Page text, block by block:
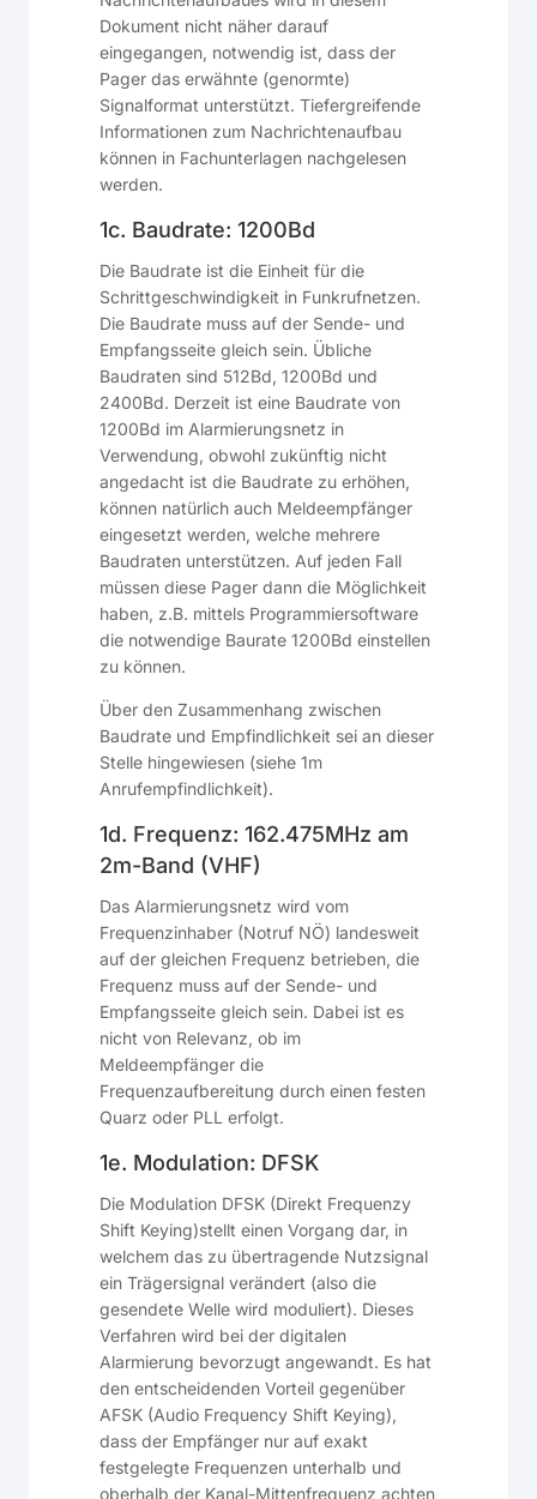
Dokument nicht näher darauf
eingegangen, notwendig ist, dass der
Pager das erwähnte (genormte)
Signalformat unterstützt. Tiefergreifende
Informationen zum Nachrichtenaufbau
können in Fachunterlagen nachgelesen
werden.
1c. Baudrate: 1200Bd
Die Baudrate ist die Einheit für die
Schrittgeschwindigkeit in Funkrufnetzen.
Die Baudrate muss auf der Sende- und
Empfangsseite gleich sein. Übliche
Baudraten sind 512Bd, 1200Bd und
2400Bd. Derzeit ist eine Baudrate von
1200Bd im Alarmierungsnetz in
Verwendung, obwohl zukünftig nicht
angedacht ist die Baudrate zu erhöhen,
können natürlich auch Meldeempfänger
eingesetzt werden, welche mehrere
Baudraten unterstützen. Auf jeden Fall
müssen diese Pager dann die Möglichkeit
haben, z.B. mittels Programmiersoftware
die notwendige Baurate 1200Bd einstellen
zu können.
Über den Zusammenhang zwischen
Baudrate und Empfindlichkeit sei an dieser
Stelle hingewiesen (siehe 1m
Anrufempfindlichkeit).
1d. Frequenz: 162.475MHz am
2m-Band (VHF)
Das Alarmierungsnetz wird vom
Frequenzinhaber (Notruf NÖ) landesweit
auf der gleichen Frequenz betrieben, die
Frequenz muss auf der Sende- und
Empfangsseite gleich sein. Dabei ist es
nicht von Relevanz, ob im
Meldeempfänger die
Frequenzaufbereitung durch einen festen
Quarz oder PLL erfolgt.
1e. Modulation: DFSK
Die Modulation DFSK (Direkt Frequenzy
Shift Keying)stellt einen Vorgang dar, in
welchem das zu übertragende Nutzsignal
ein Trägersignal verändert (also die
gesendete Welle wird moduliert). Dieses
Verfahren wird bei der digitalen
Alarmierung bevorzugt angewandt. Es hat
den entscheidenden Vorteil gegenüber
AFSK (Audio Frequency Shift Keying),
dass der Empfänger nur auf exakt
festgelegte Frequenzen unterhalb und
oberhalb der Kanal-Mittenfrequenz achten